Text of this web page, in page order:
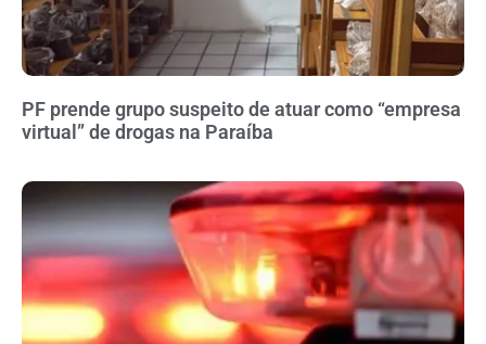
PF prende grupo suspeito de atuar como “empresa
virtual” de drogas na Paraíba